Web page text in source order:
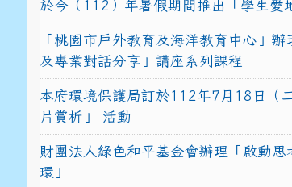
於今（112）年暑假期間推出「學生愛
「桃園市戶外教育及海洋教育中心」
及專業對話分享」講座系列課程
本府環境保護局訂於112年7月18日（
片賞析」 活動
財團法人綠色和平基金會辦理「啟動
環」